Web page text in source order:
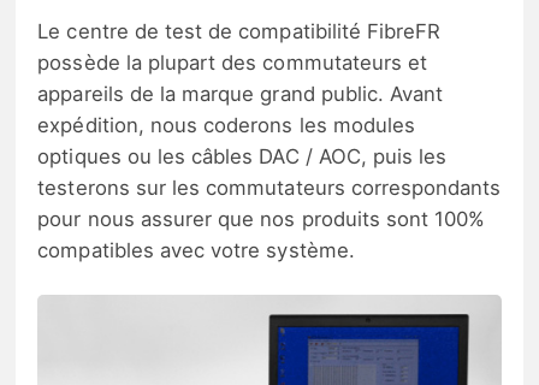
Le centre de test de compatibilité FibreFR
possède la plupart des commutateurs et
appareils de la marque grand public. Avant
expédition, nous coderons les modules
optiques ou les câbles DAC / AOC, puis les
testerons sur les commutateurs correspondants
pour nous assurer que nos produits sont 100%
compatibles avec votre système.